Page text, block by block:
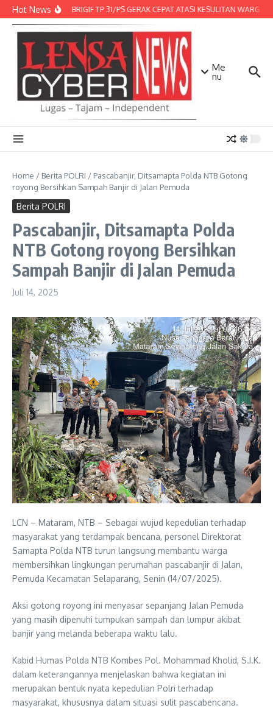
Lewati ke konten
Hot NewsDENMA BRIGIF TP 31/PS GERAK CEPAT ATASI KESULITAN WARGA,
Me
nu
Home / Berita POLRI / Pascabanjir, Ditsamapta Polda NTB Gotong
royong Bersihkan Sampah Banjir di Jalan Pemuda
Berita POLRI
Pascabanjir, Ditsamapta Polda
NTB Gotong royong Bersihkan
Sampah Banjir di Jalan Pemuda
Juli 14, 2025
LCN – Mataram, NTB – Sebagai wujud kepedulian terhadap
masyarakat yang terdampak bencana, personel Direktorat
Samapta Polda NTB turun langsung membantu warga
membersihkan lingkungan perumahan pascabanjir di Jalan,
Pemuda Kecamatan Selaparang, Senin (14/07/2025).
Aksi gotong royong ini menyasar sepanjang Jalan Pemuda
yang masih dipenuhi tumpukan sampah dan lumpur akibat
banjir yang melanda beberapa waktu lalu.
Kabid Humas Polda NTB Kombes Pol. Mohammad Kholid, S.I.K.
dalam keterangannya menjelaskan bahwa kegiatan ini
merupakan bentuk nyata kepedulian Polri terhadap
masyarakat, khususnya dalam situasi sulit pascabencana.